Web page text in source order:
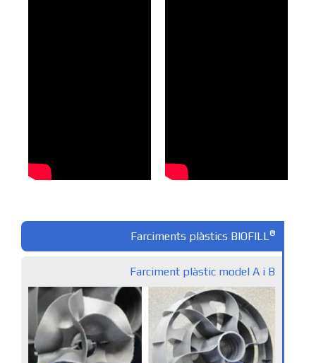
Farciments plàstics BIOFILL®
Farciment plàstic model A i B